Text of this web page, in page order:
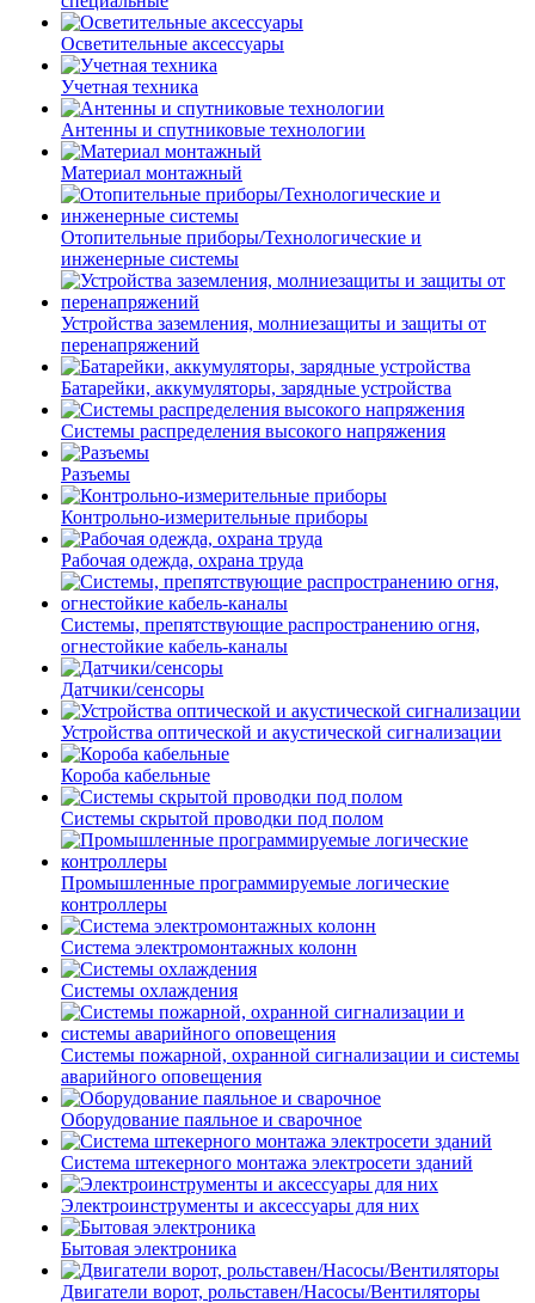
Осветительные аксессуары
Учетная техника
Антенны и спутниковые технологии
Материал монтажный
Отопительные приборы/Технологические и
инженерные системы
Устройства заземления, молниезащиты и защиты от
перенапряжений
Батарейки, аккумуляторы, зарядные устройства
Системы распределения высокого напряжения
Разъемы
Контрольно-измерительные приборы
Рабочая одежда, охрана труда
Системы, препятствующие распространению огня,
огнестойкие кабель-каналы
Датчики/сенсоры
Устройства оптической и акустической сигнализации
Короба кабельные
Системы скрытой проводки под полом
Промышленные программируемые логические
контроллеры
Система электромонтажных колонн
Системы охлаждения
Системы пожарной, охранной сигнализации и системы
аварийного оповещения
Оборудование паяльное и сварочное
Система штекерного монтажа электросети зданий
Электроинструменты и аксессуары для них
Бытовая электроника
Двигатели ворот, рольставен/Насосы/Вентиляторы